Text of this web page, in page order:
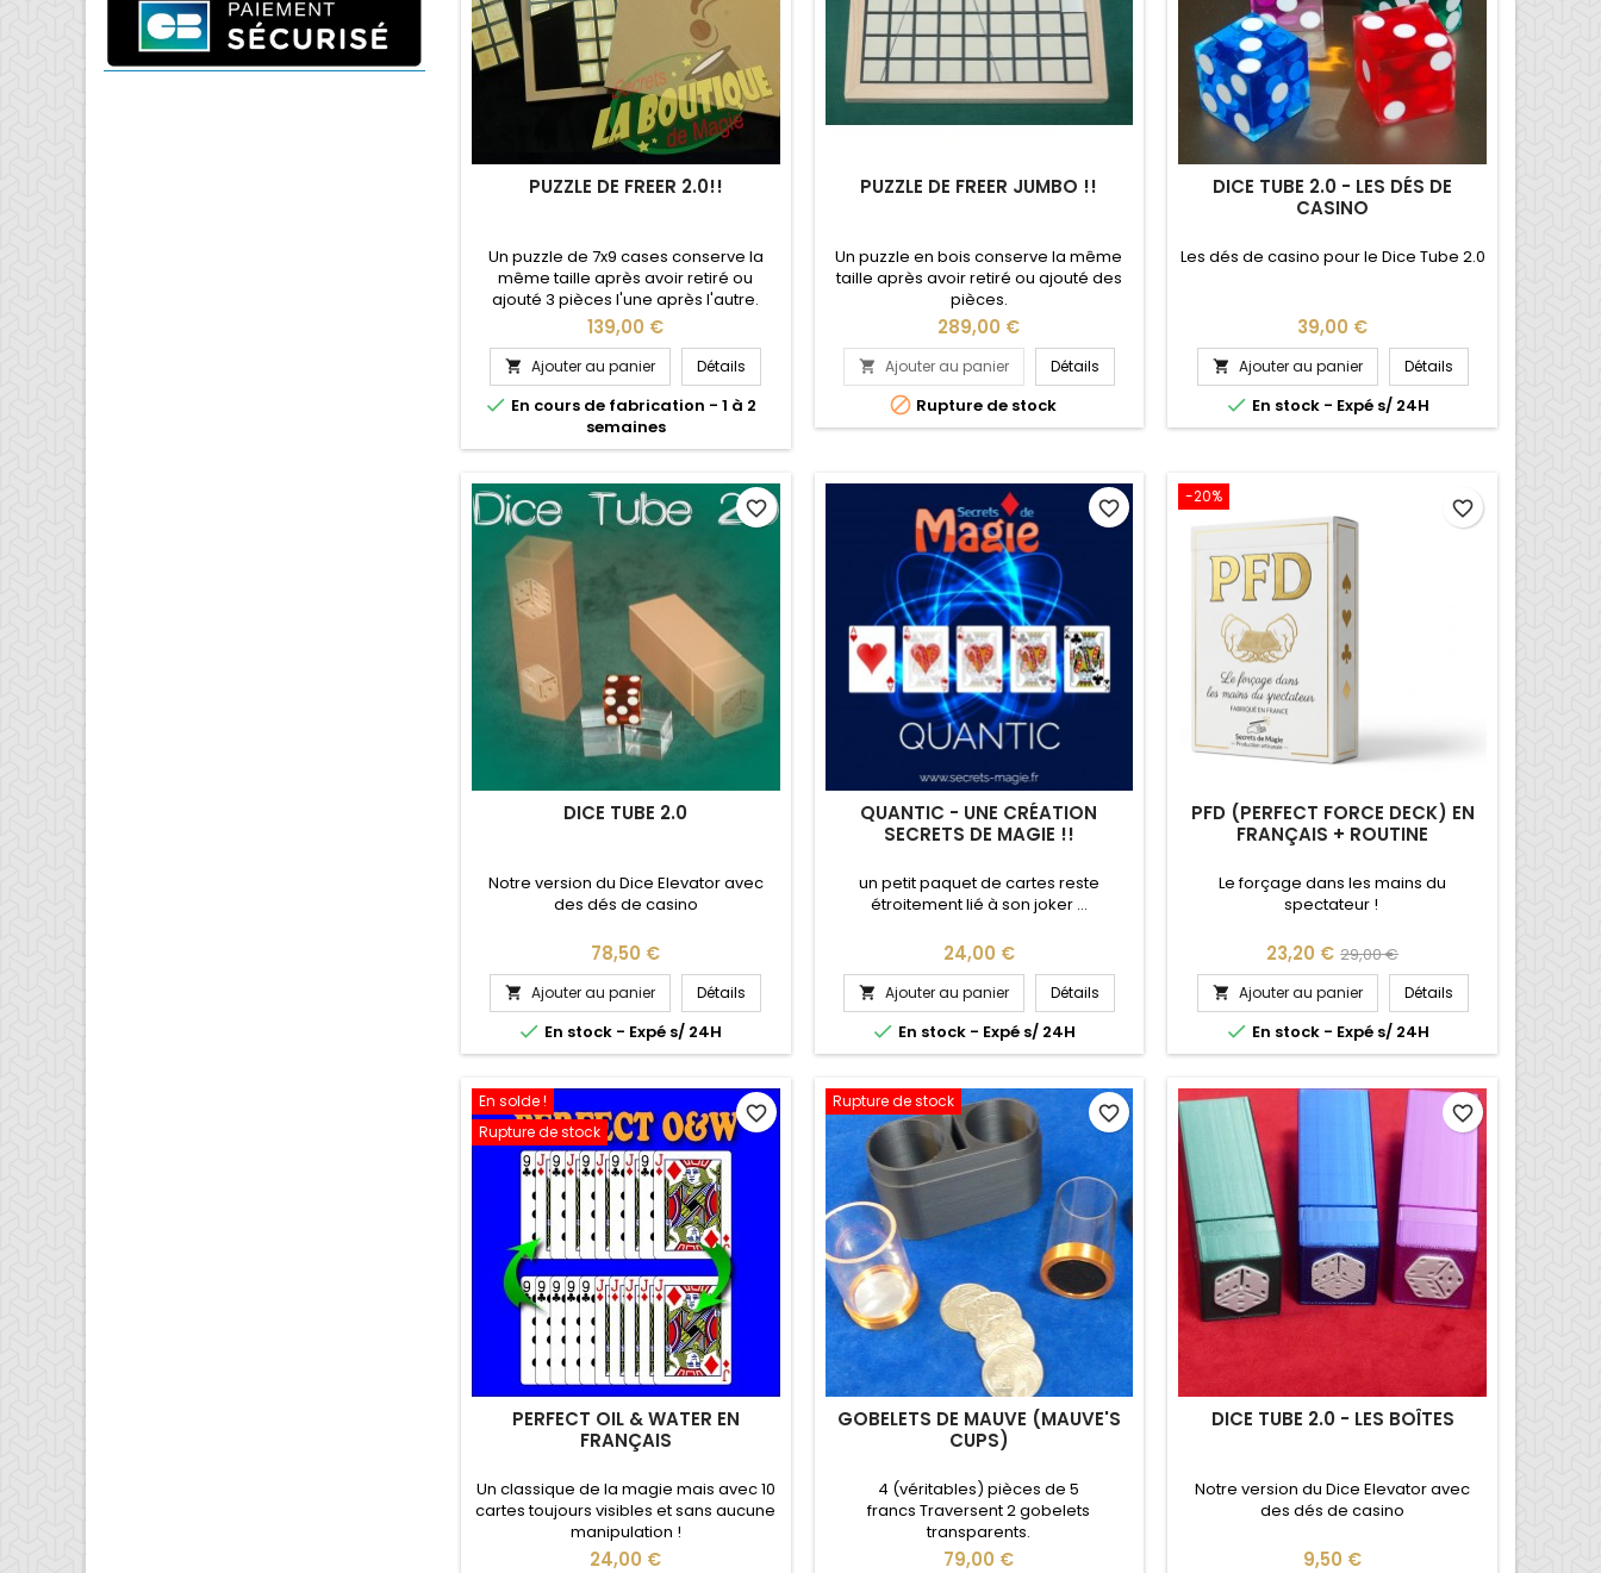
PUZZLE DE FREER 2.0!!
Un puzzle de 7x9 cases conserve la
même taille après avoir retiré ou
ajouté 3 pièces l'une après l'autre.
Prix
139,00 €
 Ajouter au panier Détails
 En cours de fabrication - 1 à 2
semaines
PUZZLE DE FREER JUMBO !!
Un puzzle en bois conserve la même
taille après avoir retiré ou ajouté des
pièces.
Prix
289,00 €
 Ajouter au panier Détails
 Rupture de stock
DICE TUBE 2.0 - LES DÉS DE
CASINO
Les dés de casino pour le Dice Tube 2.0
Prix
39,00 €
 Ajouter au panier Détails
 En stock - Expé s/ 24H
DICE TUBE 2.0
Notre version du Dice Elevator avec
des dés de casino
Prix
78,50 €
 Ajouter au panier Détails
 En stock - Expé s/ 24H
favorite_border
QUANTIC - UNE CRÉATION
SECRETS DE MAGIE !!
un petit paquet de cartes reste
étroitement lié à son joker ...
Prix
24,00 €
 Ajouter au panier Détails
 En stock - Expé s/ 24H
favorite_border
-20%
PFD (PERFECT FORCE DECK) EN
FRANÇAIS + ROUTINE
Le forçage dans les mains du
spectateur !
Prix
23,20 € Prix
de
base
29,00 €
 Ajouter au panier Détails
 En stock - Expé s/ 24H
favorite_border
En solde !
Rupture de stock
PERFECT OIL & WATER EN
FRANÇAIS
Un classique de la magie mais avec 10
cartes toujours visibles et sans aucune
manipulation !
Prix
24,00 €
favorite_border
Rupture de stock
GOBELETS DE MAUVE (MAUVE'S
CUPS)
4 (véritables) pièces de 5
francs Traversent 2 gobelets
transparents.
Prix
79,00 €
favorite_border
DICE TUBE 2.0 - LES BOÎTES
Notre version du Dice Elevator avec
des dés de casino
Prix
9,50 €
favorite_border